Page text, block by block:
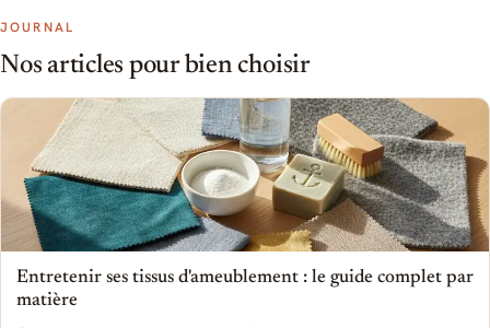
JOURNAL
Nos articles pour bien choisir
Entretenir ses tissus d'ameublement : le guide complet par
matière